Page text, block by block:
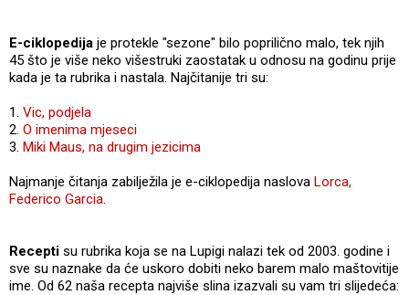
E-ciklopedija je protekle "sezone" bilo poprilično malo, tek njih
45 što je više neko višestruki zaostatak u odnosu na godinu prije
kada je ta rubrika i nastala. Najčitanije tri su:
1. Vic, podjela
2. O imenima mjeseci
3. Miki Maus, na drugim jezicima
Najmanje čitanja zabilježila je e-ciklopedija naslova Lorca,
Federico Garcia.
Recepti su rubrika koja se na Lupigi nalazi tek od 2003. godine i
sve su naznake da će uskoro dobiti neko barem malo maštovitije
ime. Od 62 naša recepta najviše slina izazvali su vam tri slijedeća: